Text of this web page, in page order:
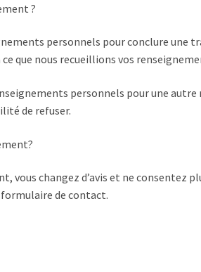
?
personnels pour conclure
que nous recueillions vos
personnels pour une
de refuser.
vous changez d’avis et ne consentez
de contact.